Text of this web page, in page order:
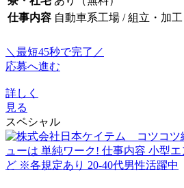
仕事内容 自動車系工場 / 組立・加
＼最短45秒で完了／
応募へ進む
詳しく
見る
スペシャル